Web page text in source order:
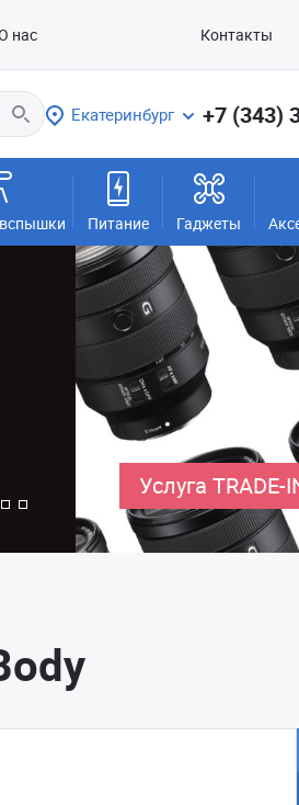
нас Контакты
Екатеринбург +7 (343)
Питание Гаджеты
Услуга TRADE-